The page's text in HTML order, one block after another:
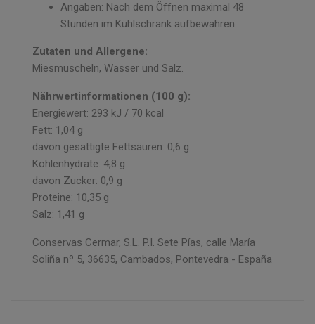
Angaben: Nach dem Öffnen maximal 48
Stunden im Kühlschrank aufbewahren.
Zutaten und Allergene:
Miesmuscheln, Wasser und Salz.
Nährwertinformationen (100 g):
Energiewert: 293 kJ / 70 kcal
Fett: 1,04 g
davon gesättigte Fettsäuren: 0,6 g
Kohlenhydrate: 4,8 g
davon Zucker: 0,9 g
Proteine: 10,35 g
Salz: 1,41 g
Conservas Cermar, S.L. P.I. Sete Pías, calle María
Soliña nº 5, 36635, Cambados, Pontevedra - España